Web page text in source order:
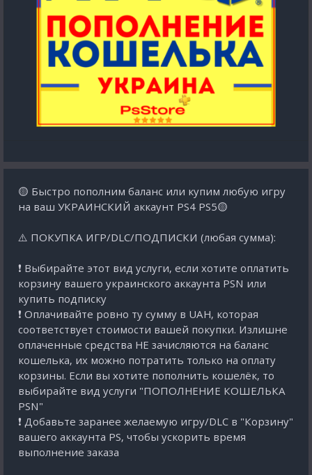
🟡 Быстро пополним баланс или купим любую игру
на ваш УКРАИНСКИЙ аккаунт PS4 PS5🟡
⚠️ ПОКУПКА ИГР/DLC/ПОДПИСКИ (любая сумма):
❗️ Выбирайте этот вид услуги, если хотите оплатить
корзину вашего украинского аккаунта PSN или
купить подписку
❗️ Оплачивайте ровно ту сумму в UAH, которая
соответствует стоимости вашей покупки. Излишне
оплаченные средства НЕ зачисляются на баланс
кошелька, их можно потратить только на оплату
корзины. Если вы хотите пополнить кошелёк, то
выбирайте вид услуги "ПОПОЛНЕНИЕ КОШЕЛЬКА
PSN"
❗️ Добавьте заранее желаемую игру/DLC в "Корзину"
вашего аккаунта PS, чтобы ускорить время
выполнение заказа